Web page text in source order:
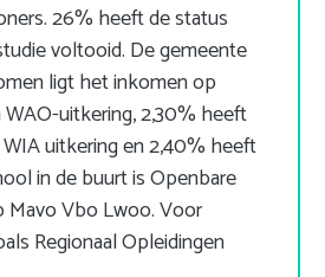
26% heeft de status
voltooid. De gemeente
ligt het inkomen op
uitkering, 2,30% heeft
uitkering en 2,40% heeft
in de buurt is Openbare
Mavo Vbo Lwoo. Voor
Regionaal Opleidingen